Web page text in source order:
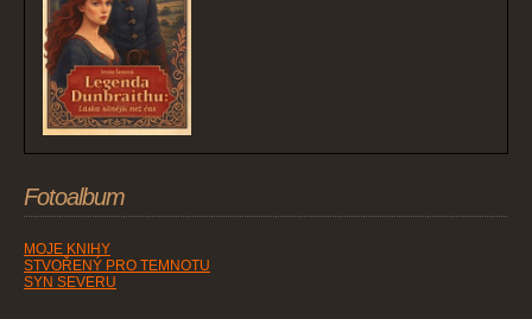
Fotoalbum
MOJE KNIHY
STVOŘENÝ PRO TEMNOTU
SYN SEVERU